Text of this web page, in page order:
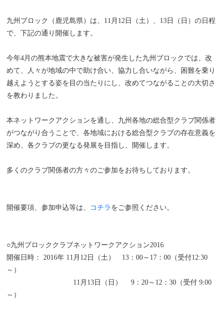
九州ブロック（鹿児島県）は、11月12日（土）、13日（日）の日程
で、下記の通り開催します。
今年4月の熊本地震で大きな被害が発生した九州ブロックでは、改
めて、人々が地域の中で助け合い、協力し合いながら、困難を乗り
越えようとする姿を目の当たりにし、改めてつながることの大切さ
を教わりました。
本ネットワークアクションを通し、九州各地の総合型クラブ関係者
がつながり合うことで、各地域における総合型クラブの存在意義を
深め、各クラブの更なる発展を目指し、開催します。
多くのクラブ関係者の方々のご参加をお待ちしております。
開催要項、参加申込等は、 コチラ をご参照ください。
○九州ブロッククラブネットワークアクション2016
開催日時： 2016年 11月12日（土） 13：00～17：00（受付12:30
～）
11月13日（日） 9：20～12：30（受付 9:00
～）